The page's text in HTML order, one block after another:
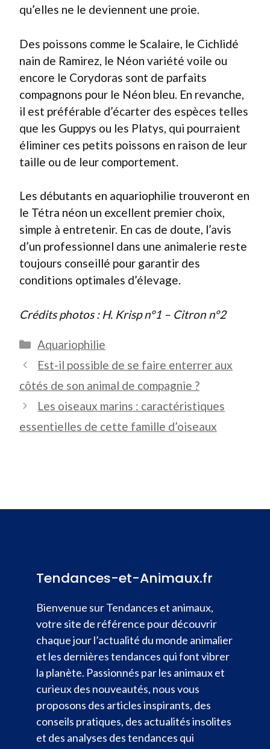
qu’elles ne le deviennent une proie.
Des poissons comme le Scalaire, le Cichlidé
nain de Ramirez, le Néon variété voile ou
encore le Corydoras sont de parfaits
compagnons pour le Néon bleu. En revanche,
il est préférable d’écarter des espèces telles
que les Guppys ou les Platys, qui pourraient
éliminer ces petits poissons en raison de leur
taille ou de leur comportement.
Les débutants en aquariophilie trouveront en
le Tétra néon un excellent premier choix,
simple à entretenir. En cas de doute, l’avis
d’un professionnel dans une animalerie reste
toujours conseillé pour garantir des
conditions optimales d’élevage.
Crédits photos : H. Krisp n°1 – Citron n°2
Catégories
Aquariophilie
Est-il possible de se faire enterrer aux
côtés de son animal de compagnie ?
Les oiseaux marins : caractéristiques
essentielles de cette famille d’oiseaux
Tendances-et-Animaux.fr
Bienvenue sur Tendances et animaux,
votre site de référence pour découvrir
chaque jour l’actualité du monde animalier
et les dernières tendances qui font vibrer
la planète. Passionnés par les animaux et
curieux des nouveautés, nous vous
proposons des articles inspirants, des
conseils pratiques, des actualités insolites
et des analyses des tendances qui